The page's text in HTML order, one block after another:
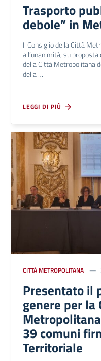
Trasporto
debole” in
Il Consiglio della Città
all’unanimità, su
della Città Metropolitana
della …
LEGGI DI PIÙ
CITTÀ METROPOLITANA
Presentato il
genere per la
39 comuni
Territoriale